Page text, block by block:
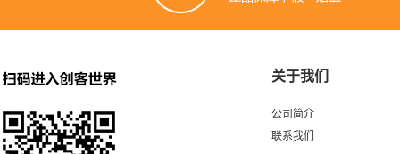
关于我们
公司简介
联系我们